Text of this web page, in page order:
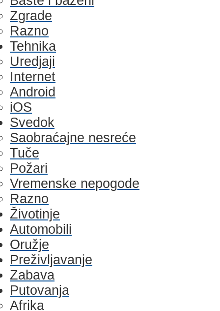
Zgrade
Razno
Tehnika
Uredjaji
Internet
Android
iOS
Svedok
Saobraćajne nesreće
Tuče
Požari
Vremenske nepogode
Razno
Životinje
Automobili
Oružje
Preživljavanje
Zabava
Putovanja
Afrika